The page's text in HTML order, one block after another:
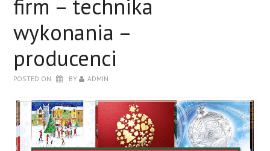
Z LOGO?
JAK ZROBIĆ WŁASNĄ KARTKĘ?
KONTAKT
firm – technika
wykonania –
producenci
POSTED ON BY ADMIN